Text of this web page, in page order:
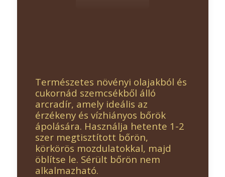
Természetes növényi olajakból és
cukornád szemcsékből álló
arcradír, amely ideális az
érzékeny és vízhiányos bőrök
ápolására. Használja hetente 1-2
szer megtisztított bőrön,
körkörös mozdulatokkal, majd
öblítse le. Sérült bőrön nem
alkalmazható.